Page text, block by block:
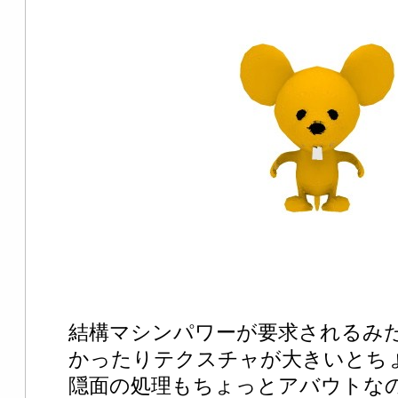
結構マシンパワーが要求されるみ
かったりテクスチャが大きいとち
隠面の処理もちょっとアバウトな